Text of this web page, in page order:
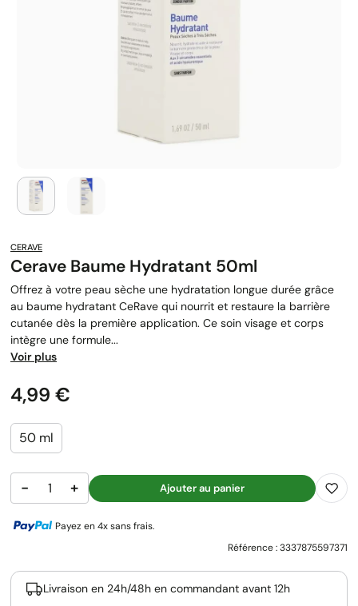
CERAVE
Cerave Baume Hydratant 50ml
Offrez à votre peau sèche une hydratation longue durée grâce
au baume hydratant CeRave qui nourrit et restaure la barrière
cutanée dès la première application. Ce soin visage et corps
intègre une formule...
Voir plus
Prix
4,99 €
50 ml
− + Ajouter au panier
Payez en 4x sans frais.
Référence :3337875597371
Livraison en 24h/48h en commandant avant 12h